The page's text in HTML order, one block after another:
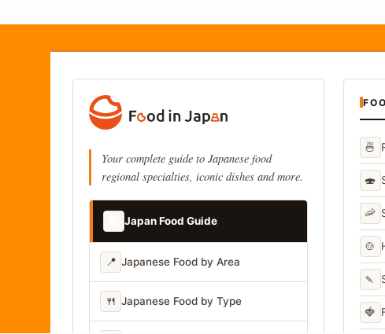
Your complete guide to Japanese food
regional specialties, iconic dishes and more.
Japan Food Guide
📍 Japanese Food by Area
🍴 Japanese Food by Type
🍜
🍣
🦐
🍲
🍡
🍓